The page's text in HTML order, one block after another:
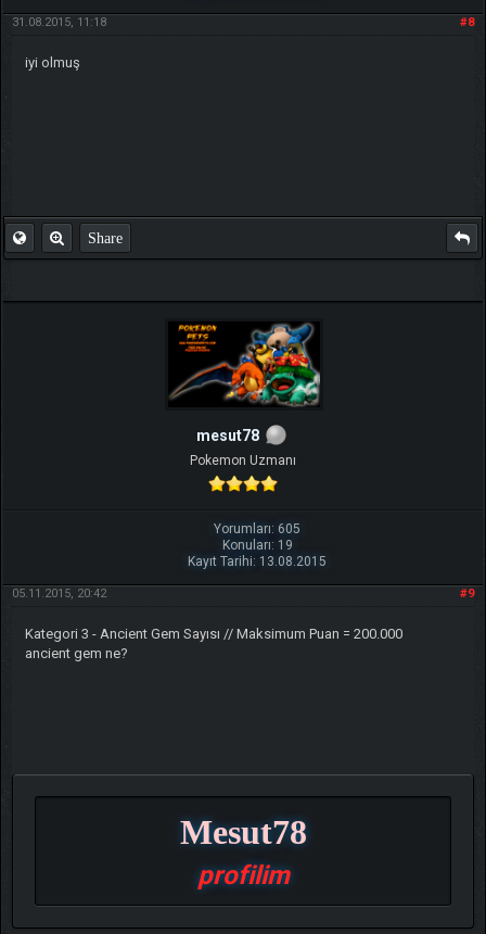
#8
31.08.2015, 11:18
iyi olmuş
Share
mesut78
Pokemon Uzmanı
Yorumları: 605
Konuları: 19
Kayıt Tarihi: 13.08.2015
#9
05.11.2015, 20:42
Kategori 3 - Ancient Gem Sayısı // Maksimum Puan = 200.000
ancient gem ne?
Mesut78
profilim